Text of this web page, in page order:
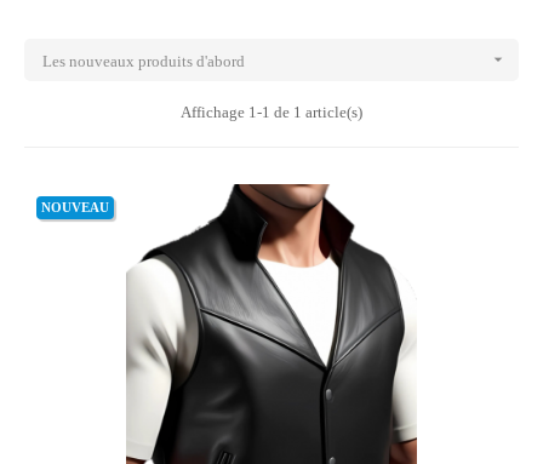
Les nouveaux produits d'abord 
Affichage 1-1 de 1 article(s)
NOUVEAU